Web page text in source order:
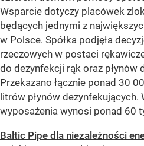
Wsparcie dotyczy placówek
będących jednymi z
w Polsce. Spółka podjęła
rzeczowych w postaci
do dezynfekcji rąk oraz płynów
Przekazano łącznie ponad 30
litrów płynów
wyposażenia wynosi ponad 60
Baltic Pipe dla niezależności